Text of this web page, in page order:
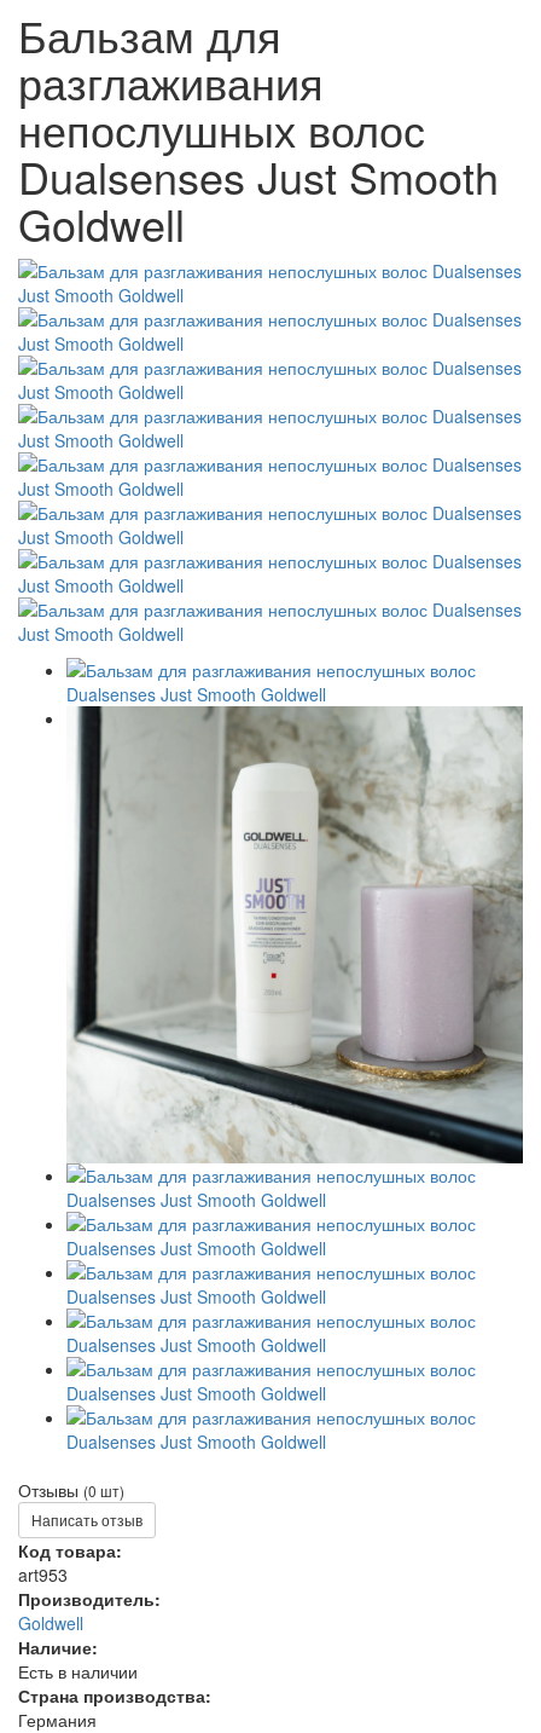
Бальзам для
разглаживания
непослушных волос
Dualsenses Just Smooth
Goldwell
Отзывы (0 шт)
Написать отзыв
Код товара:
art953
Производитель:
Goldwell
Наличие:
Есть в наличии
Страна производства:
Германия